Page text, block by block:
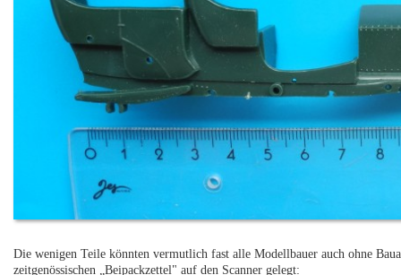
Die wenigen Teile könnten vermutlich fast alle Modellbauer auch ohne
zeitgenössischen „Beipackzettel" auf den Scanner gelegt: